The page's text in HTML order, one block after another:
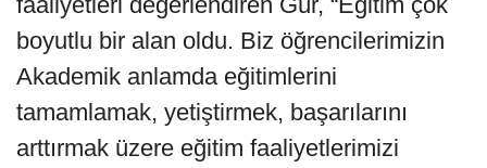
boyutlu bir alan oldu. Biz öğrencilerimizin
Akademik anlamda eğitimlerini
tamamlamak, yetiştirmek, başarılarını
arttırmak üzere eğitim faaliyetlerimizi